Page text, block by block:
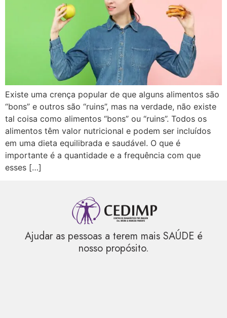
Existe uma crença popular de que alguns alimentos são
“bons” e outros são “ruins”, mas na verdade, não existe
tal coisa como alimentos “bons” ou “ruins”. Todos os
alimentos têm valor nutricional e podem ser incluídos
em uma dieta equilibrada e saudável. O que é
importante é a quantidade e a frequência com que
esses […]
Ajudar as pessoas a terem mais SAÚDE é
nosso propósito.